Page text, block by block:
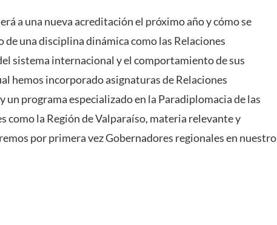
a una nueva acreditación el próximo año y cómo se
una disciplina dinámica como las Relaciones
sistema internacional y el comportamiento de sus
hemos incorporado asignaturas de Relaciones
programa especializado en la Paradiplomacia de las
como la Región de Valparaíso, materia relevante y
por primera vez Gobernadores regionales en nuestro